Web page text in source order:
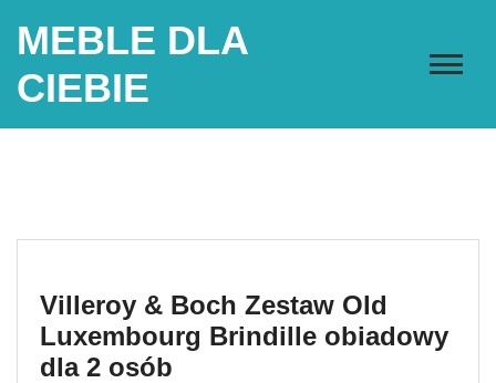
MEBLE DLA
CIEBIE
Villeroy & Boch Zestaw Old
Luxembourg Brindille obiadowy
dla 2 osób